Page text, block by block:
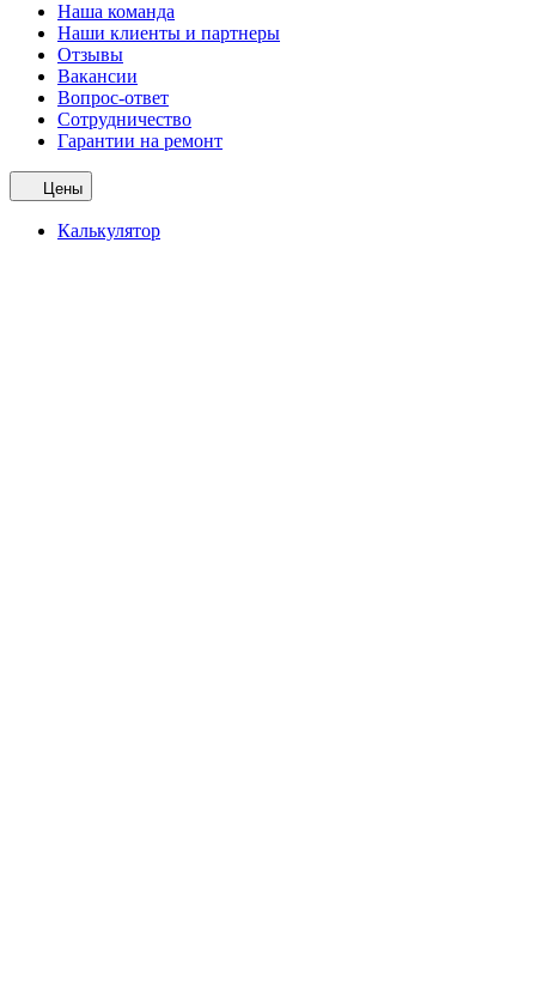
Наша команда
Наши клиенты и партнеры
Отзывы
Вакансии
Вопрос-ответ
Сотрудничество
Гарантии на ремонт
Цены
Калькулятор